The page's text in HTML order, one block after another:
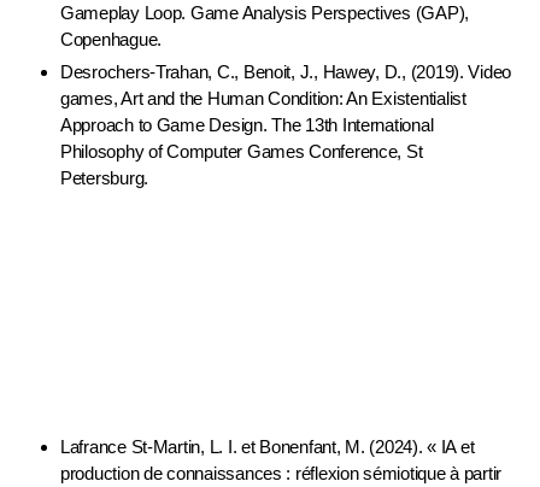
Gameplay Loop. Game Analysis Perspectives (GAP),
Copenhague.
Desrochers-Trahan, C., Benoit, J., Hawey, D., (2019). Video
games, Art and the Human Condition: An Existentialist
Approach to Game Design. The 13th International
Philosophy of Computer Games Conference, St
Petersburg.
Lafrance St-Martin, L. I. et Bonenfant, M. (2024). « IA et
production de connaissances : réflexion sémiotique à partir